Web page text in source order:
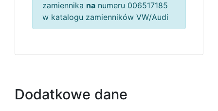
zamiennika na numeru 006517185
w katalogu zamienników VW/Audi
Dodatkowe dane